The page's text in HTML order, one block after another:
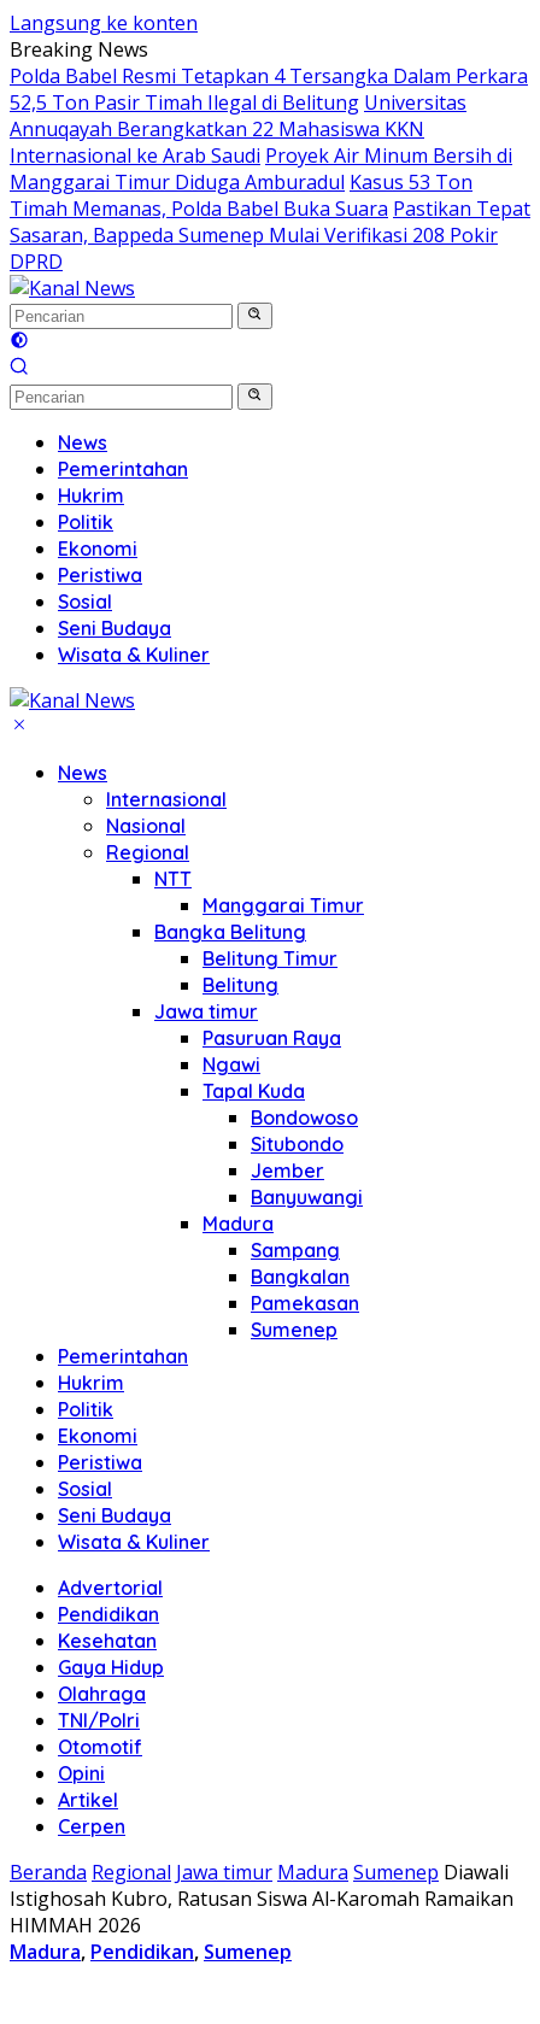
Langsung ke konten
Breaking News
Polda Babel Resmi Tetapkan 4 Tersangka Dalam Perkara
52,5 Ton Pasir Timah Ilegal di Belitung Universitas
Annuqayah Berangkatkan 22 Mahasiswa KKN
Internasional ke Arab Saudi Proyek Air Minum Bersih di
Manggarai Timur Diduga Amburadul Kasus 53 Ton
Timah Memanas, Polda Babel Buka Suara Pastikan Tepat
Sasaran, Bappeda Sumenep Mulai Verifikasi 208 Pokir
DPRD
News
Pemerintahan
Hukrim
Politik
Ekonomi
Peristiwa
Sosial
Seni Budaya
Wisata & Kuliner
News
Internasional
Nasional
Regional
NTT
Manggarai Timur
Bangka Belitung
Belitung Timur
Belitung
Jawa timur
Pasuruan Raya
Ngawi
Tapal Kuda
Bondowoso
Situbondo
Jember
Banyuwangi
Madura
Sampang
Bangkalan
Pamekasan
Sumenep
Pemerintahan
Hukrim
Politik
Ekonomi
Peristiwa
Sosial
Seni Budaya
Wisata & Kuliner
Advertorial
Pendidikan
Kesehatan
Gaya Hidup
Olahraga
TNI/Polri
Otomotif
Opini
Artikel
Cerpen
Beranda Regional Jawa timur Madura Sumenep Diawali
Istighosah Kubro, Ratusan Siswa Al-Karomah Ramaikan
HIMMAH 2026
Madura, Pendidikan, Sumenep